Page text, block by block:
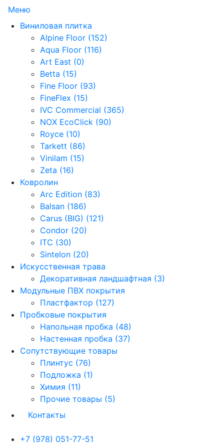
Меню
Виниловая плитка
Alpine Floor (152)
Aqua Floor (116)
Art East (0)
Betta (15)
Fine Floor (93)
FineFlex (15)
IVC Commercial (365)
NOX EcoClick (90)
Royce (10)
Tarkett (86)
Vinilam (15)
Zeta (16)
Ковролин
Arc Edition (83)
Balsan (186)
Carus (BIG) (121)
Condor (20)
ITC (30)
Sintelon (20)
Искусственная трава
Декоративная ландшафтная (3)
Модульные ПВХ покрытия
Пластфактор (127)
Пробковые покрытия
Напольная пробка (48)
Настенная пробка (37)
Сопутствующие товары
Плинтус (76)
Подложка (1)
Химия (11)
Прочие товары (5)
Контакты
+7 (978) 051-77-51